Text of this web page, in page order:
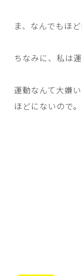
ま、なんでもほ
ちなみに、私は
運動なんて大嫌
ほどにないので